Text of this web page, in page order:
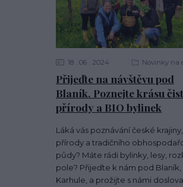
Přijeďte na návštěvu pod
Blaník. Poznejte krásu
přírody a BIO bylinek
18 06 2024 Novinky na
Láká vás poznávání české
přírody a tradičního
půdy? Máte rádi bylinky, lesy,
pole? Přijeďte k nám pod Blaník,
Karhule, a prožijte s námi doslova